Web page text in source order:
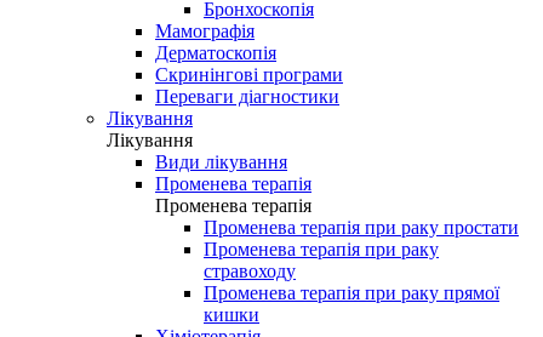
Бронхоскопія
Мамографія
Дерматоскопія
Скринінгові програми
Переваги діагностики
Лікування
Лікування
Види лікування
Променева терапія
Променева терапія
Променева терапія при раку простати
Променева терапія при раку
стравоходу
Променева терапія при раку прямої
кишки